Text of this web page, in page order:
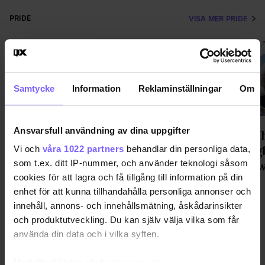
Samtycke Information Reklaminställningar Om
Ansvarsfull användning av dina uppgifter
Vi och våra 1022 partners behandlar din personliga data,
som t.ex. ditt IP-nummer, och använder teknologi såsom
cookies för att lagra och få tillgång till information på din
enhet för att kunna tillhandahålla personliga annonser och
innehåll, annons- och innehållsmätning, åskådarinsikter
och produktutveckling. Du kan själv välja vilka som får
använda din data och i vilka syften.
PRIDE VISA MER PRIDE
WorldPride avslutas med parad,
popfest och upprop för
demokratin
"Möter
med